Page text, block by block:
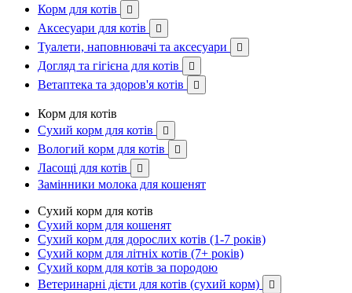
Корм для котів

Аксесуари для котів 
Туалети, наповнювачі та аксесуари 
Догляд та гігієна для котів 
Ветаптека та здоров'я котів 
Корм для котів
Сухий корм для котів

Вологий корм для котів 
Ласощі для котів 
Замінники молока для кошенят
Сухий корм для котів
Сухий корм для кошенят
Сухий корм для дорослих котів (1-7 років)
Сухий корм для літніх котів (7+ років)
Сухий корм для котів за породою
Ветеринарні дієти для котів (сухий корм)
